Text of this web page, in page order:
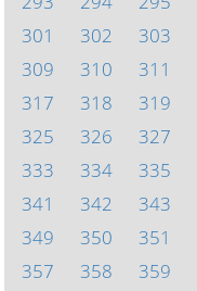
301
302 303
309
310 311
317
318 319
325
326 327
333
334 335
341
342 343
349
350 351
357
358 359